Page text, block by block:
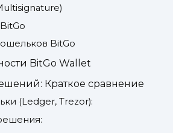
BitGo
BitGo Wallet
Краткое сравнение
(Ledger, Trezor):